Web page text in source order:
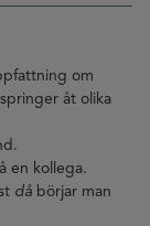
om
åt olika
en kollega.
då börjar man